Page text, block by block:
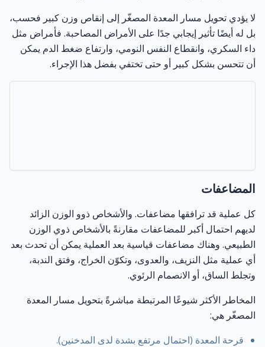
لا يؤدي تحويل مسار المعدة المصغّر إلى إنقاص وزن كبير فحسب،
بل له أيضًا تأثير إيجابي جدًا على الأمراض المصاحبة. فأمراض مثل
داء السكري، وانقطاع النفس النومي، وارتفاع ضغط الدم يمكن
أن تتحسن بشكل كبير أو حتى تختفي بفضل هذا الإجراء.
المضاعفات
كل عملية قد ترافقها مضاعفات. والأشخاص ذوو الوزن الزائد
لديهم احتمال أكبر للمضاعفات مقارنةً بالأشخاص ذوي الوزن
الطبيعي. وهناك مضاعفات قياسية بعد العملية يمكن أن تحدث بعد
أي عملية مثل النزيف، والعدوى، وتكوّن الخراج، وفتق الندبة،
وتجلط الساق، أو الانصمام الرئوي.
المخاطر الأكثر شيوعًا المرتبطة مباشرةً بتحويل مسار المعدة
المصغّر هي:
قرحة المعدة (احتمال مرتفع بشدة لدى المدخنين).